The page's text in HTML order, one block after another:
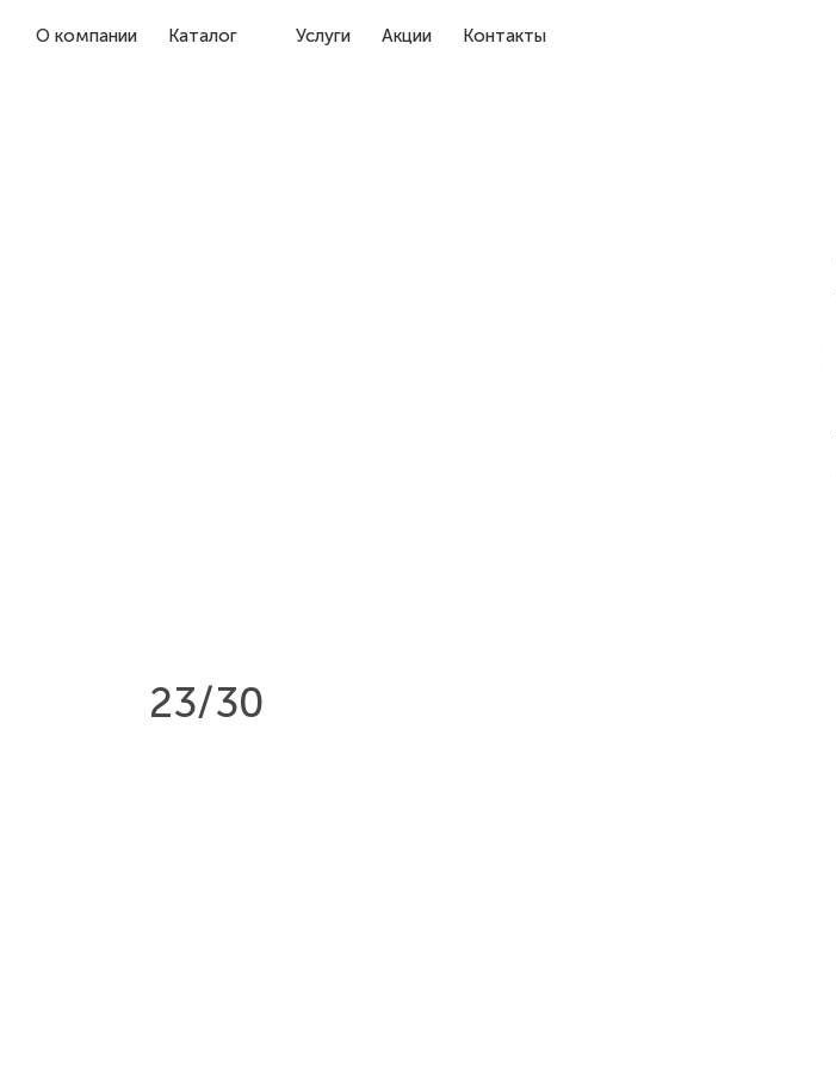
О компании Каталог Услуги Акции Контакты
23/30